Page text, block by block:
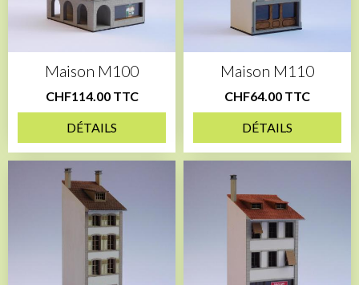
Maison M100
CHF114.00 TTC
DÉTAILS
Maison M110
CHF64.00 TTC
DÉTAILS